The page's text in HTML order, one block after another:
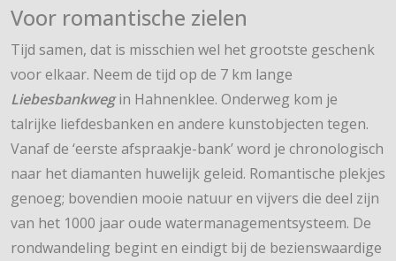
Voor romantische zielen
Tijd samen, dat is misschien wel het grootste geschenk
voor elkaar. Neem de tijd op de 7 km lange
Liebesbankwegin Hahnenklee. Onderweg kom je
talrijke liefdesbanken en andere kunstobjecten tegen.
Vanaf de ‘eerste afspraakje-bank’ word je chronologisch
naar het diamanten huwelijk geleid. Romantische plekjes
genoeg; bovendien mooie natuur en vijvers die deel zijn
van het 1000 jaar oude watermanagementsysteem. De
rondwandeling begint en eindigt bij de bezienswaardige